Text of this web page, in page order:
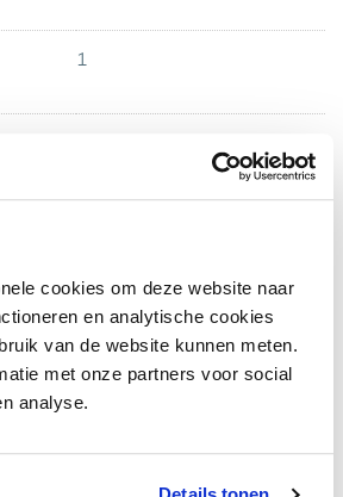
cookies om deze website naar
en analytische cookies
van de website kunnen meten.
met onze partners voor social
analyse.
1
C
Dakisolatie, Muurisolatie,
Vloerisolatie, Dubbel glas
C.V.-ketel, Elektrische boiler
eigendom